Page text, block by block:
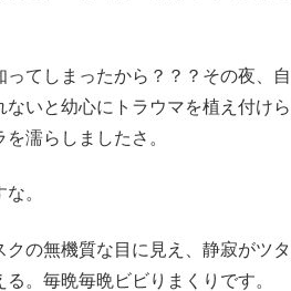
てしまったから？？？その夜、自
いと幼心にトラウマを植え付けら
濡らしましたさ。
。
の無機質な目に見え、静寂がツタ
。毎晩毎晩ビビりまくりです。